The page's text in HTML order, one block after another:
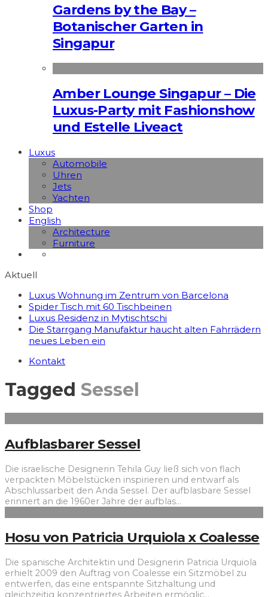
Gardens by the Bay –
Botanischer Garten in
Singapur
Amber Lounge Singapur – Die
Luxus-Party mit Fashionshow
und Estelle Liveact
Luxus
Automobile
Uhren
Jets
Yachten
Shop
English
Architecture
Furniture
Aktuell
Luxus Wohnung im Zentrum von Barcelona
Spider Tisch mit 60 Tischbeinen
Luxus Residenz in Mytischtschi
Die Starrgang Manufaktur haucht alten Fahrrädern
neues Leben ein
Kontakt
Tagged Sessel
Aufblasbarer Sessel
Die israelische Designerin Tehila Guy ließ sich von flach
verpackten Möbelstücken inspirieren und entwarf als
Abschlussarbeit den Anda Sessel. Der aufblasbare Sessel
erinnert an die 1960er Jahre der aufblas...
Hosu von Patricia Urquiola x Coalesse
Die spanische Architektin und Designerin Patricia Urquiola
erhielt 2009 den Auftrag von Coalesse ein Sitzmöbel zu
entwerfen, das eine entspannte Sitzhaltung und
gleichzeitig konzentriertes Arbeiten ermöglic...